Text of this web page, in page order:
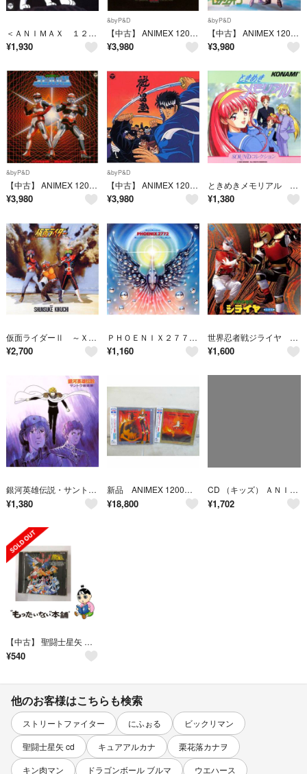
＜ＡＮＩＭＡＸ １２００シリーズ＞（１７０）交響ファンタジー ジャングル大帝
¥1,930
&byP&D
【中古】 ANIMEX 1200シリーズ (31) 仮面ライダー I 音楽集 (限定盤)
¥3,980
&byP&D
【中古】 ANIMEX 1200シリーズ 82 ビデオ戦士レザリオン 音楽集
¥3,980
&byP&D
【中古】 ANIMEX 1200シリーズ (49) 時空戦士スピルバン 音楽集 (限定盤)
¥3,980
&byP&D
【中古】 ANIMEX 1200シリーズ99 魁!!男塾 音楽集
¥3,980
ときめきメモリアル サウンド・コレクション
¥1,380
仮面ライダーⅡ ～Ｘ・アマゾン・ストロンガー篇～ テレビオリジナルＢＧＭコレクション ＡＮＩＭＥＸ１２００ ３２
¥2,700
ＰＨＯＥＮＩＸ２７７２ Ｏｒｉｇｉｎａｌ Ｓｏｕｎｄｔｒａｃｋ ＡＮＩＭＥＸ１２００ ７７
¥1,160
世界忍者戦ジライヤ 音楽集 ＡＮＩＭＥＸ１２００ ５１
¥1,600
銀河英雄伝説・サントラ音楽集
¥1,380
新品 ANIMEX 1200シリーズ わが青春のアルカディア 音楽集 セット 未開封
¥18,800
CD （キッズ） ＡＮＩＭＥＸ １２００ １５９: テレビ・オリジナル COCC72239 日本コロムビア（株） 未開封 /00110
¥1,702
【中古】 聖闘士星矢 ヒット曲集II -いかなる星の下に- CD アニメーション
¥540
他のお客様はこちらも検索
ストリートファイター にふぉる
ビックリマン
聖闘士星矢 cd
キュアアルカナ
栗花落カナヲ
キン肉マン
ドラゴンボール ブルマ ウエハース